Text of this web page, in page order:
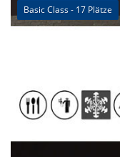
Basic Class - 17 Plätze